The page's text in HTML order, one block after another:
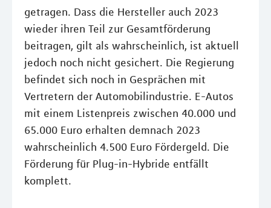
getragen. Dass die Hersteller auch 2023
wieder ihren Teil zur Gesamtförderung
beitragen, gilt als wahrscheinlich, ist aktuell
jedoch noch nicht gesichert. Die Regierung
befindet sich noch in Gesprächen mit
Vertretern der Automobilindustrie. E-Autos
mit einem Listenpreis zwischen 40.000 und
65.000 Euro erhalten demnach 2023
wahrscheinlich 4.500 Euro Fördergeld. Die
Förderung für Plug-in-Hybride entfällt
komplett.